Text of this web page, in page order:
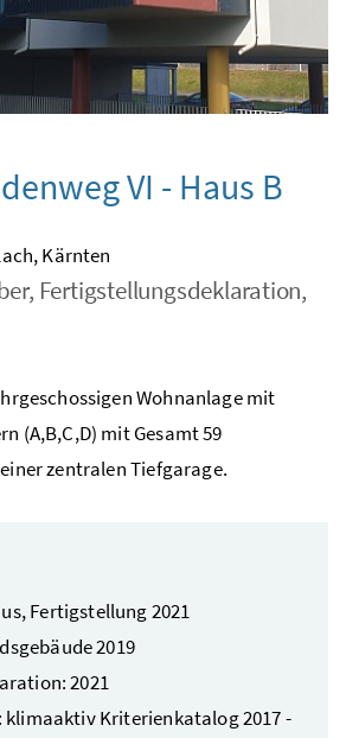
VI - Haus B
Kärnten
Fertigstellungsdeklaration,
Wohnanlage mit
(A,B,C,D) mit Gesamt 59
zentralen Tiefgarage.
Fertigstellung 2021
2019
2021
Kriterienkatalog 2017 -